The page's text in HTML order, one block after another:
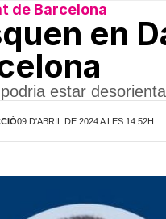
de Barcelona
en
estar
09 D'ABRIL DE 2024 A LES 14:52H